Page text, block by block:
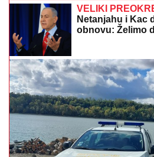
MUŠKARAC SKOČIO U DUNAV
Bele stene: Hteo da se osveži i
TEODOSIĆ
dovela baš